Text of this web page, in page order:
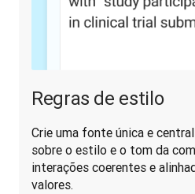
Regras de estilo
Crie uma fonte única e
sobre o estilo e o tom da
interações coerentes e
valores.